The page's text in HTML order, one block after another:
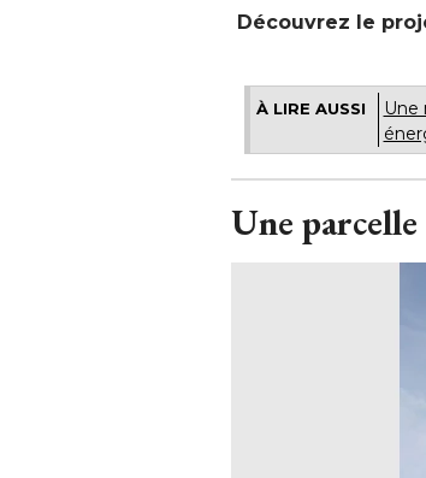
Découvrez le
À LIRE AUSSI
Une
Une